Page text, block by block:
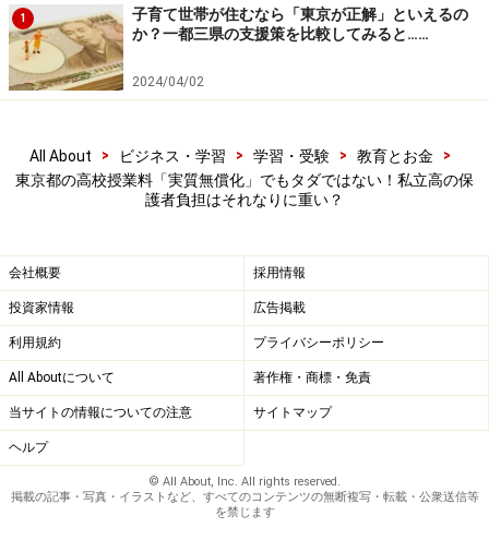
●私立学校に通う生徒
・保護者の年収が約590万円未満の場合：年額39万6000
円助成
額11万8800円助成
・保護者の年収が約910万円以上の場合：対象外
国の制度に都道府県が上乗せ助成する
この国の制度（上記）に都道府県が上乗せして助成して
います。例えば東京都の場合、「私立高等学校等授業料
軽減助成金」として、下記の額が助成されます。
・保護者の年収が約590万円未満の場合：年額7万9000円
・保護者の年収が約590万円～910万円未満の場合：年額
1
子育て世帯が住むなら「東京が正解」といえるの
か？一都三県の支援策を比較してみると……
2024/04/02
All About > ビジネス・学習 > 学習・受験 > 教育とお金
>
東京都の高校授業料「実質無償化」でもタダではない！私立高の保
護者負担はそれなりに重い？
会社概要 採用情報
投資家情報 広告掲載
利用規約 プライバシーポリシー
All Aboutについて 著作権・商標・免責
当サイトの情報についての注意 サイトマップ
ヘルプ
© All About, Inc. All rights reserved.
掲載の記事・写真・イラストなど、すべてのコンテンツの無断複写・転載・公衆送信等
を禁じます